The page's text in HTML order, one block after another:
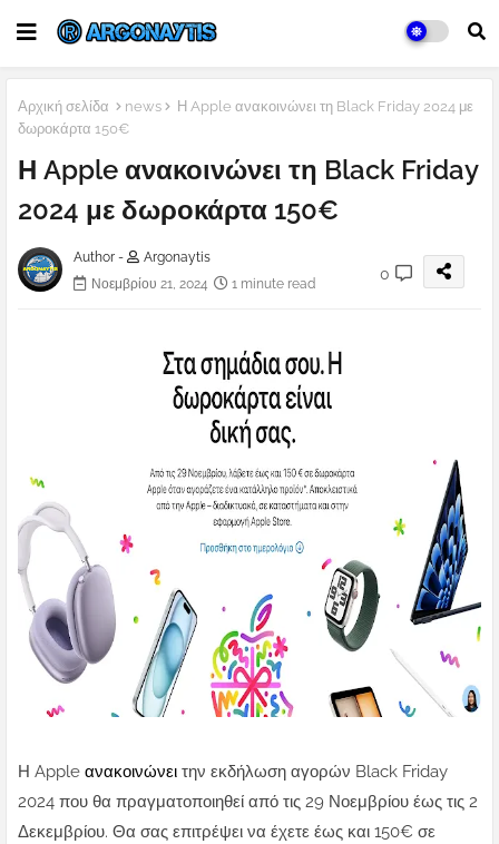
Αρχική σελίδα news
Η Apple ανακοινώνει τη Black Friday 2024 με
δωροκάρτα 150€
Η Apple ανακοινώνει τη Black Friday
2024 με δωροκάρτα 150€
Author -
Argonaytis
Νοεμβρίου 21, 2024
1 minute read
0
Η Apple ανακοινώνει την εκδήλωση αγορών Black Friday
2024 που θα πραγματοποιηθεί από τις 29 Νοεμβρίου έως τις 2
Δεκεμβρίου. Θα σας επιτρέψει να έχετε έως και 150€ σε